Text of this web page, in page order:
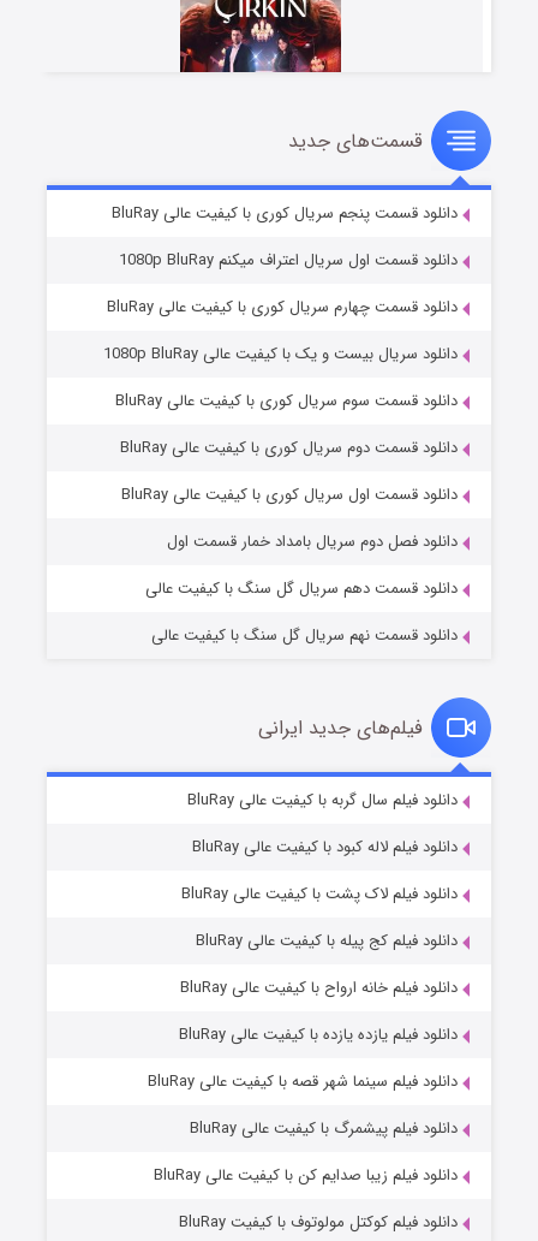
سریال زشت
قسمت۲ (زیرنویس) منتشر شد
مردگان متحرک: شهر مرده ۳
قسمت۲ (زیرنویس) منتشر شد
قسمت۷ (زیرنویس) منتشر شد
قسمت‌های جدید
دانلود قسمت پنجم سریال کوری با کیفیت عالی BluRay
دانلود قسمت اول سریال اعتراف میکنم 1080p BluRay
دانلود قسمت چهارم سریال کوری با کیفیت عالی BluRay
دانلود سریال بیست و یک با کیفیت عالی 1080p BluRay
دانلود قسمت سوم سریال کوری با کیفیت عالی BluRay
دانلود قسمت دوم سریال کوری با کیفیت عالی BluRay
دانلود قسمت اول سریال کوری با کیفیت عالی BluRay
دانلود فصل دوم سریال بامداد خمار قسمت اول
دانلود قسمت دهم سریال گل سنگ با کیفیت عالی
دانلود قسمت نهم سریال گل سنگ با کیفیت عالی
فیلم‌های جدید ایرانی
دانلود فیلم سال گربه با کیفیت عالی BluRay
دانلود فیلم لاله کبود با کیفیت عالی BluRay
دانلود فیلم لاک پشت با کیفیت عالی BluRay
دانلود فیلم کج‌ پیله با کیفیت عالی BluRay
دانلود فیلم خانه ارواح با کیفیت عالی BluRay
دانلود فیلم یازده یازده با کیفیت عالی BluRay
دانلود فیلم سینما شهر قصه با کیفیت عالی BluRay
دانلود فیلم پیشمرگ با کیفیت عالی BluRay
دانلود فیلم زیبا صدایم کن با کیفیت عالی BluRay
دانلود فیلم کوکتل مولوتوف با کیفیت BluRay